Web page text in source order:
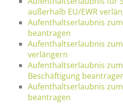
außerhalb EU/EWR
Aufenthaltserlaubnis
beantragen
Aufenthaltserlaubnis
verlängern
Aufenthaltserlaubnis
Beschäftigung
Aufenthaltserlaubnis
beantragen